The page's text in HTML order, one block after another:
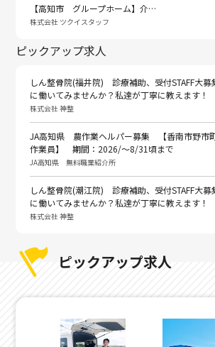
【高知市 グループホーム】介…
株式会社 ツクイスタッフ
ピックアップ求人
しん整骨院(福井院) 診療補助、受付STAFF大
に働いてみませんか？私達が丁寧に教えます！
株式会社 神整
JA高知県 農作業ヘルパー募集 【香南市野市
作業員】 期間：2026/～8/31頃まで
JA高知県 無料職業紹介所
しん整骨院(潮江院) 診療補助、受付STAFF大
に働いてみませんか？私達が丁寧に教えます！
株式会社 神整
ピックアップ求人